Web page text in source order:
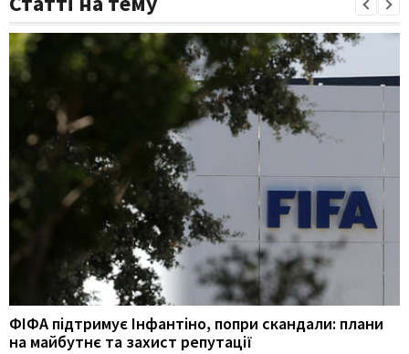
ФІФА підтримує Інфантіно, попри скандали: плани
на майбутнє та захист репутації